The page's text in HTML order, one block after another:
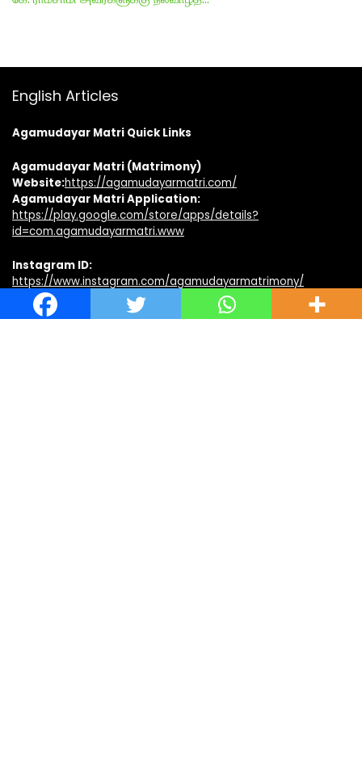
English Articles
Agamudayar Matri Quick Links
Agamudayar Matri (Matrimony)
Website:https://agamudayarmatri.com/
Agamudayar Matri Application:
https://play.google.com/store/apps/details?
id=com.agamudayarmatri.www
Instagram ID:
https://www.instagram.com/agamudayarmatrimony/
Facebook ID: https://www.facebook.com/agamudayarmatri